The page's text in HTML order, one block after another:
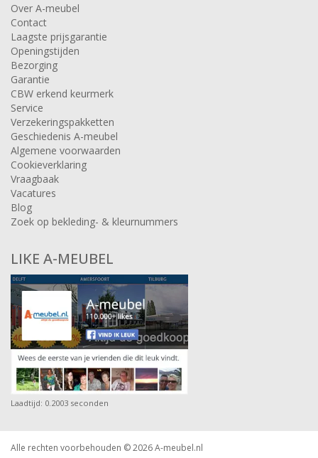
Over A-meubel
Contact
Laagste prijsgarantie
Openingstijden
Bezorging
Garantie
CBW erkend keurmerk
Service
Verzekeringspakketten
Geschiedenis A-meubel
Algemene voorwaarden
Cookieverklaring
Vraagbaak
Vacatures
Blog
Zoek op bekleding- & kleurnummers
LIKE A-MEUBEL
Laadtijd: 0.2003 seconden
Alle rechten voorbehouden © 2026A-meubel.nl